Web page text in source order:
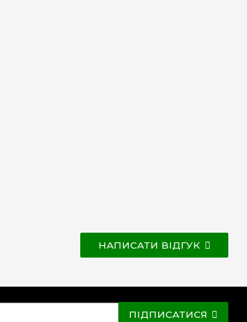
НАПИСАТИ ВІДГУК
ПІДПИСАТИСЯ